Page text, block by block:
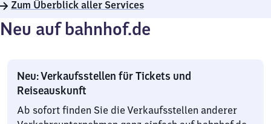
Zum Überblick aller Services
Neu auf bahnhof.de
Neu: Verkaufsstellen für Tickets und
Reiseauskunft
Ab sofort finden Sie die Verkaufsstellen anderer